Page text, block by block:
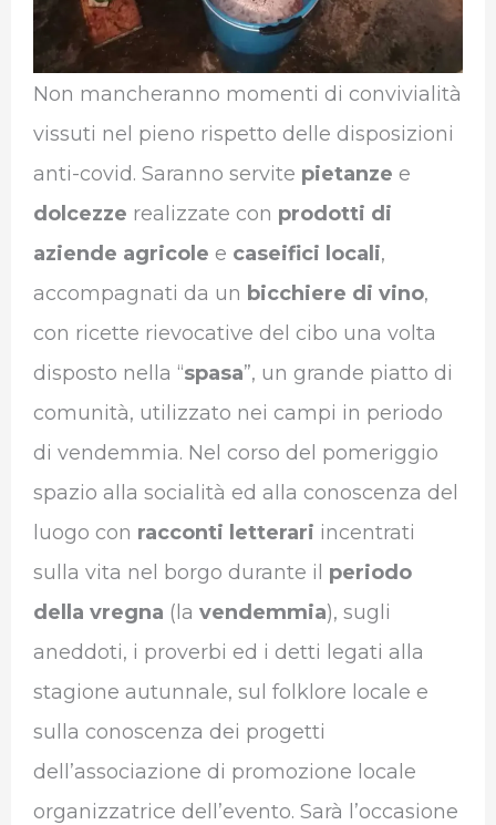
Non mancheranno momenti di convivialità
vissuti nel pieno rispetto delle disposizioni
anti-covid. Saranno servite pietanze e
dolcezze realizzate con prodotti di
aziende agricole e caseifici locali,
accompagnati da un bicchiere di vino,
con ricette rievocative del cibo una volta
disposto nella “spasa”, un grande piatto di
comunità, utilizzato nei campi in periodo
di vendemmia. Nel corso del pomeriggio
spazio alla socialità ed alla conoscenza del
luogo con racconti letterari incentrati
sulla vita nel borgo durante il periodo
della vregna (la vendemmia), sugli
aneddoti, i proverbi ed i detti legati alla
stagione autunnale, sul folklore locale e
sulla conoscenza dei progetti
dell’associazione di promozione locale
organizzatrice dell’evento. Sarà l’occasione